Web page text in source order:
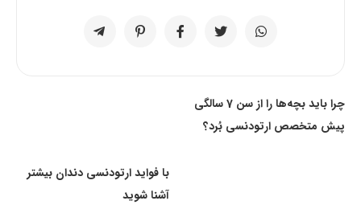
چرا باید بچه‌ها را از سن 7 سالگی
پیش متخصص ارتودنسی بُرد؟
با فواید ارتودنسی دندان بیشتر
آشنا شوید